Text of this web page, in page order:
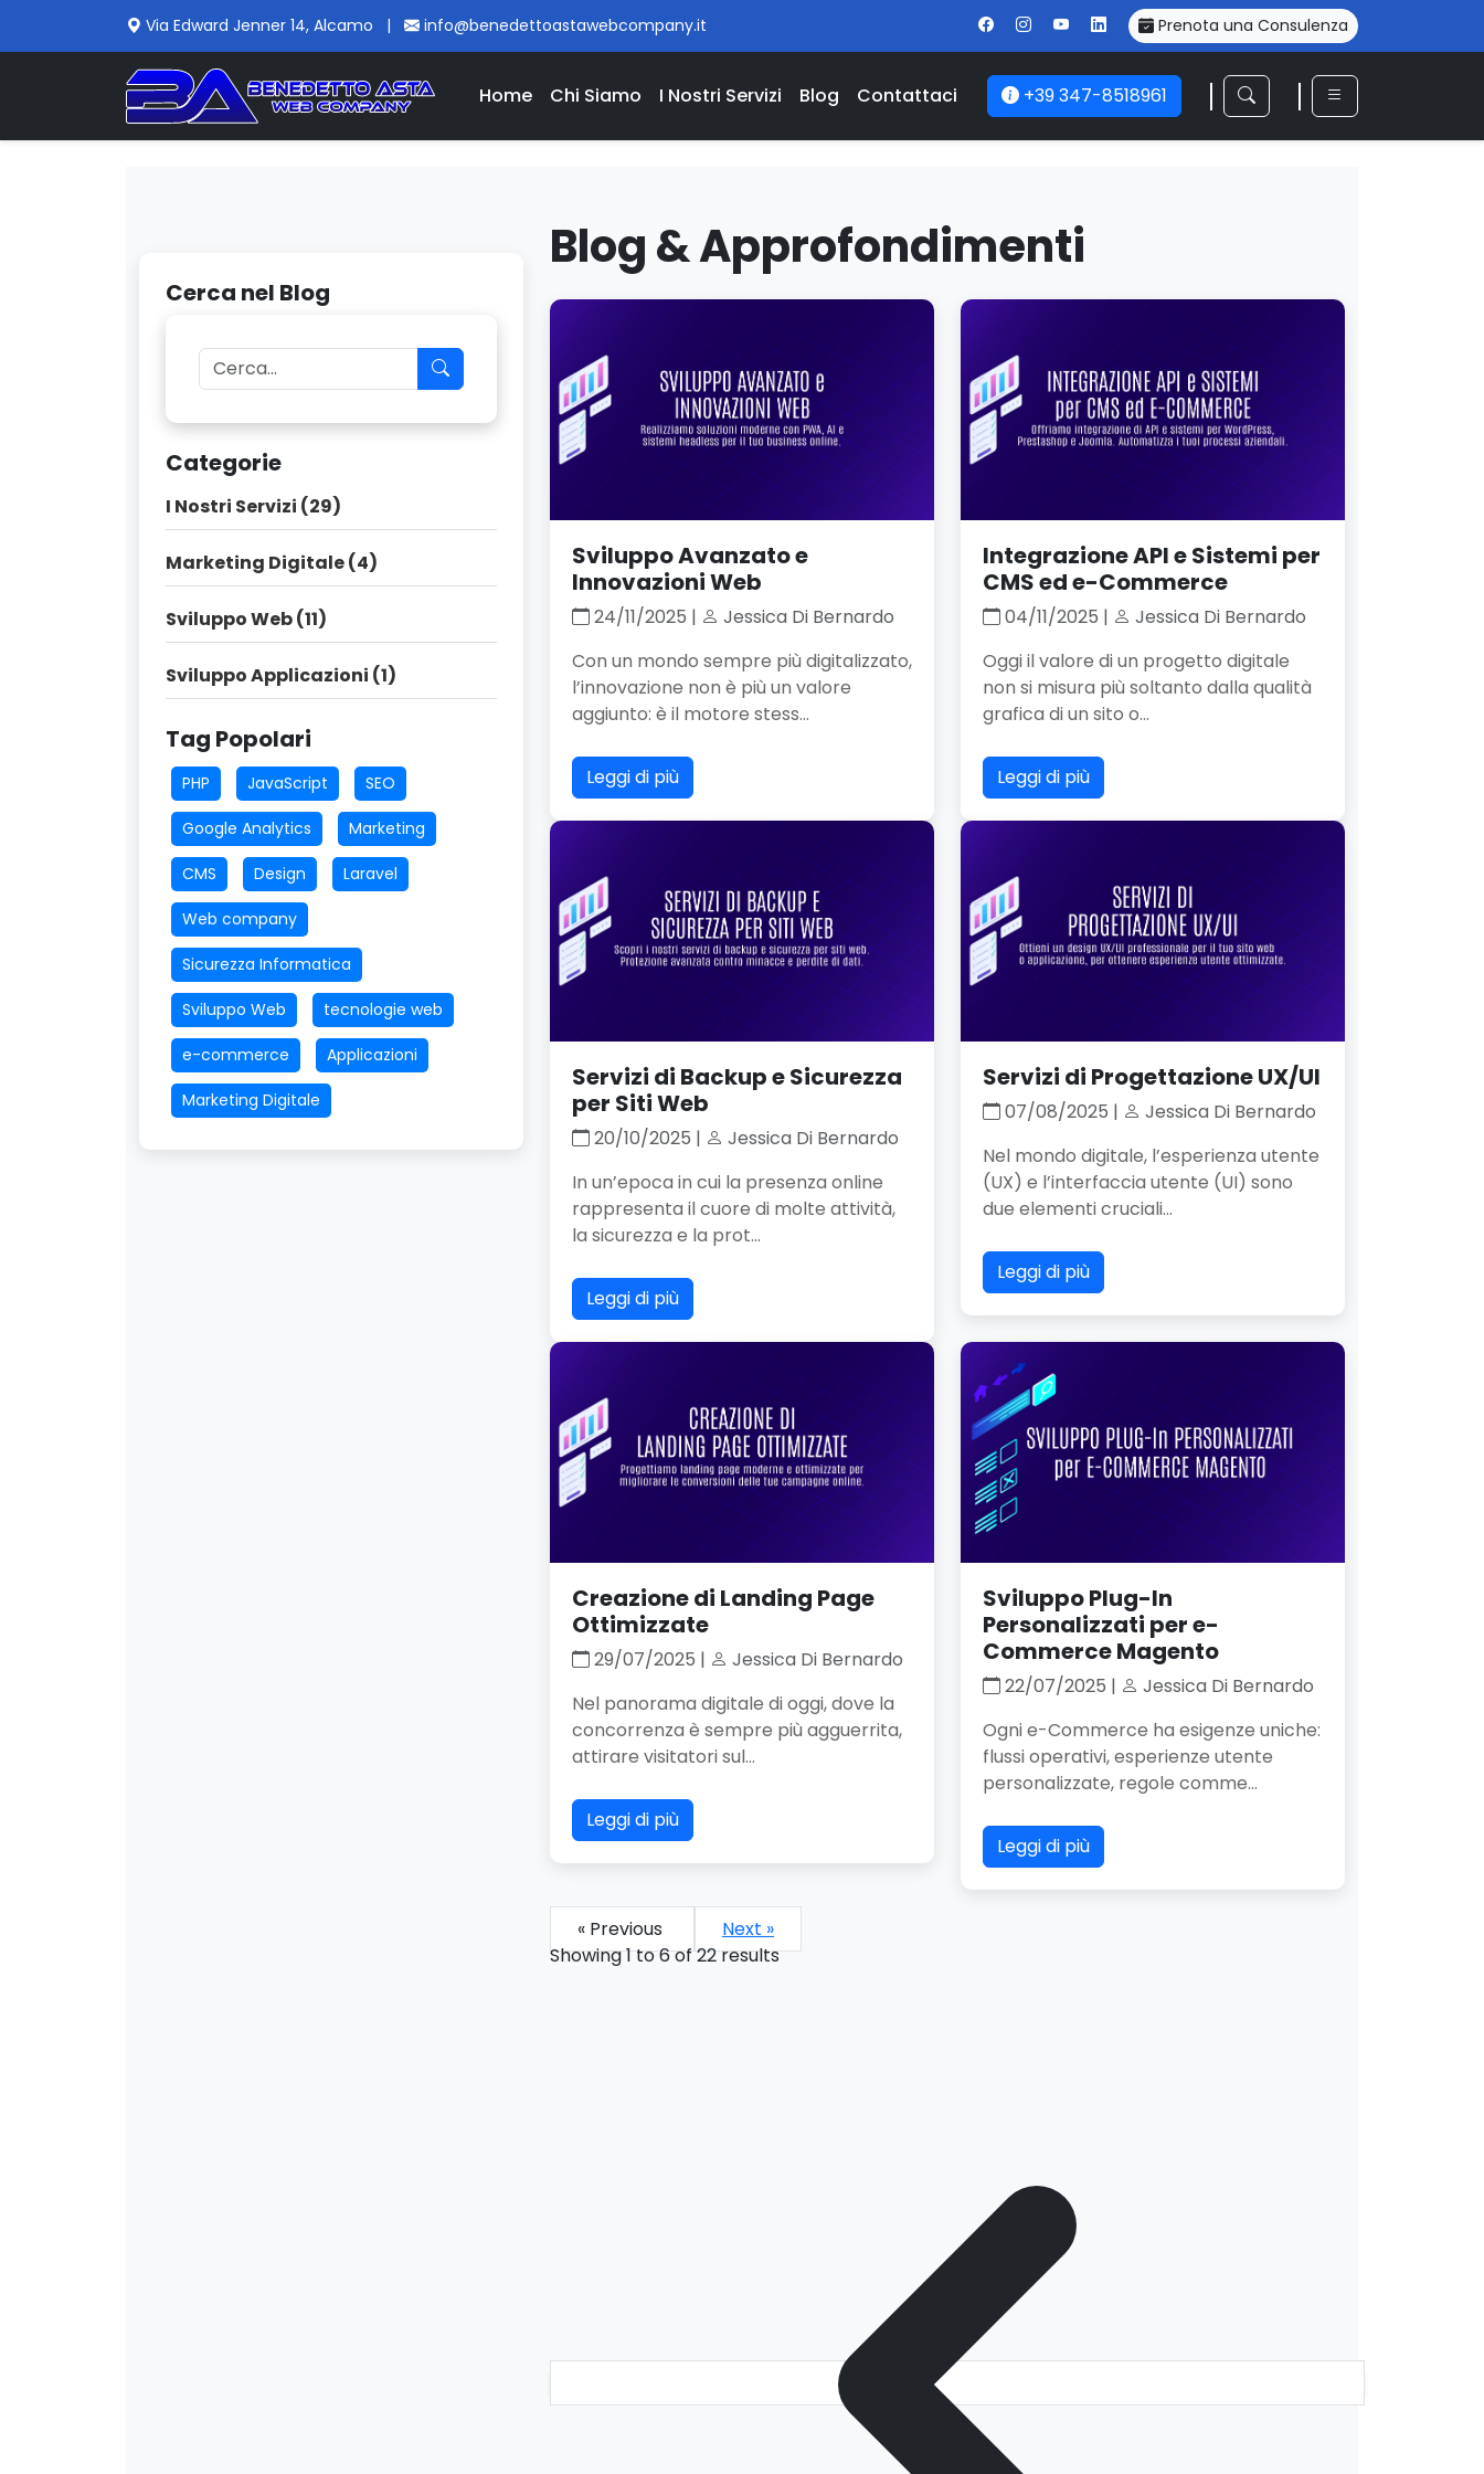
Via Edward Jenner 14, Alcamo | info@benedettoastawebcompany.it Prenota una Consulenza
Home Chi Siamo I Nostri Servizi Blog Contattaci +39 347-8518961
Cerca nel Blog
Categorie
I Nostri Servizi (29)
Marketing Digitale (4)
Sviluppo Web (11)
Sviluppo Applicazioni (1)
Tag Popolari
PHP JavaScript SEO
Google Analytics Marketing
CMS Design Laravel
Web company
Sicurezza Informatica
Sviluppo Web tecnologie web
e-commerce Applicazioni
Marketing Digitale
Blog & Approfondimenti
Sviluppo Avanzato e
Innovazioni Web
24/11/2025 |
Jessica Di Bernardo
Con un mondo sempre più digitalizzato,
l’innovazione non è più un valore
aggiunto: è il motore stess...
Leggi di più
Integrazione API e Sistemi per
CMS ed e-Commerce
04/11/2025 |
Jessica Di Bernardo
Oggi il valore di un progetto digitale
non si misura più soltanto dalla qualità
grafica di un sito o...
Leggi di più
Servizi di Backup e Sicurezza
per Siti Web
20/10/2025 |
Jessica Di Bernardo
In un’epoca in cui la presenza online
rappresenta il cuore di molte attività,
la sicurezza e la prot...
Leggi di più
Servizi di Progettazione UX/UI
07/08/2025 |
Jessica Di Bernardo
Nel mondo digitale, l’esperienza utente
(UX) e l’interfaccia utente (UI) sono
due elementi cruciali...
Leggi di più
Creazione di Landing Page
Ottimizzate
29/07/2025 |
Jessica Di Bernardo
Nel panorama digitale di oggi, dove la
concorrenza è sempre più agguerrita,
attirare visitatori sul...
Leggi di più
Sviluppo Plug-In
Personalizzati per e-
Commerce Magento
22/07/2025 |
Jessica Di Bernardo
Ogni e-Commerce ha esigenze uniche:
flussi operativi, esperienze utente
personalizzate, regole comme...
Leggi di più
« Previous
Next »
Showing1to6of22results